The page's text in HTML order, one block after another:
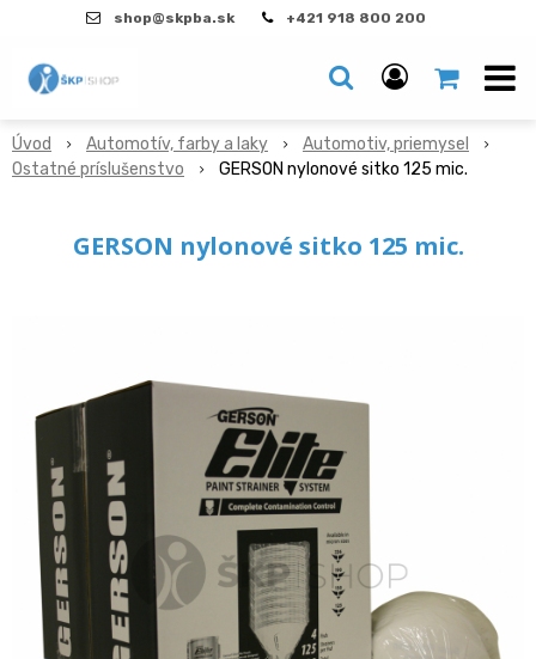
shop@skpba.sk +421 918 800 200
Úvod Automotív, farby a laky
Automotiv, priemysel
Ostatné príslušenstvo
GERSON nylonové sitko 125 mic.
GERSON nylonové sitko 125 mic.